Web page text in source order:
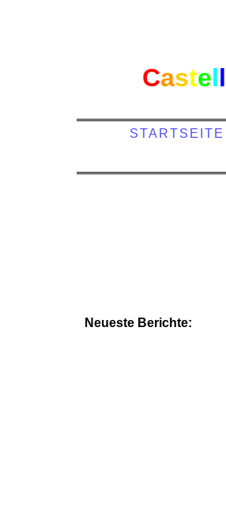
Castell
STARTSEITE
Neueste Berichte: